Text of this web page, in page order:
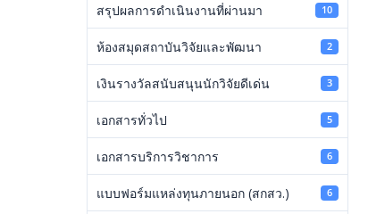
สรุปผลการดำเนินงานที่ผ่านมา 10
ห้องสมุดสถาบันวิจัยและพัฒนา 2
เงินรางวัลสนับสนุนนักวิจัยดีเด่น 3
เอกสารทั่วไป 5
เอกสารบริการวิชาการ 6
แบบฟอร์มแหล่งทุนภายนอก (สกสว.) 6